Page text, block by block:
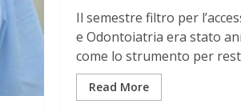
Il semestre filtro per
e Odontoiatria era stato
come lo strumento per
Read More